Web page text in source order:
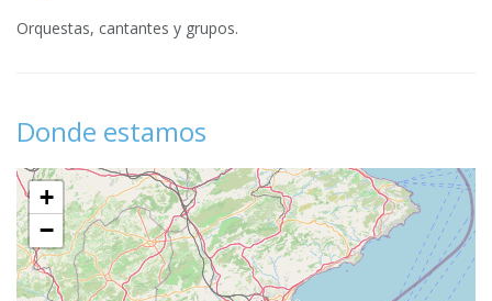
Orquestas, cantantes y grupos.
Donde estamos
+
−